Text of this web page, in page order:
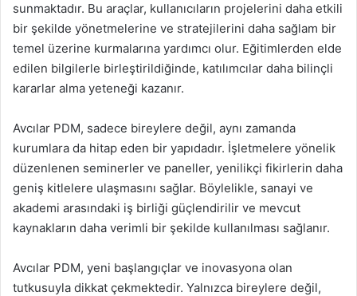
sunmaktadır. Bu araçlar, kullanıcıların projelerini daha etkili
bir şekilde yönetmelerine ve stratejilerini daha sağlam bir
temel üzerine kurmalarına yardımcı olur. Eğitimlerden elde
edilen bilgilerle birleştirildiğinde, katılımcılar daha bilinçli
kararlar alma yeteneği kazanır.
Avcılar PDM, sadece bireylere değil, aynı zamanda
kurumlara da hitap eden bir yapıdadır. İşletmelere yönelik
düzenlenen seminerler ve paneller, yenilikçi fikirlerin daha
geniş kitlelere ulaşmasını sağlar. Böylelikle, sanayi ve
akademi arasındaki iş birliği güçlendirilir ve mevcut
kaynakların daha verimli bir şekilde kullanılması sağlanır.
Avcılar PDM, yeni başlangıçlar ve inovasyona olan
tutkusuyla dikkat çekmektedir. Yalnızca bireylere değil,